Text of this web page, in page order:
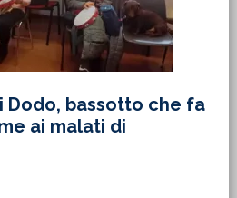
Dodo, bassotto che fa
ai malati di